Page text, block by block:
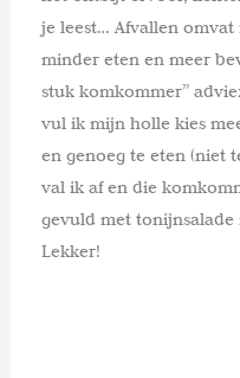
je leest… Afvallen
minder eten en meer
stuk komkommer”
vul ik mijn holle kies
en genoeg te eten (niet
val ik af en die
gevuld met tonijnsalade
Lekker!